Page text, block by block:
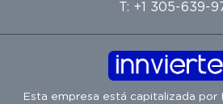
T: +1 305-639-
Esta empresa está capitalizada por